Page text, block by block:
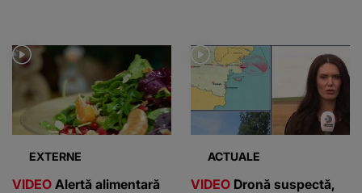
EXTERNE
VIDEO Alertă alimentară
ACTUALE
VIDEO Dronă suspectă,